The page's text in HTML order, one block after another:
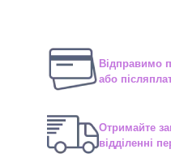
Відправимо
або
Отримайте
відділенні